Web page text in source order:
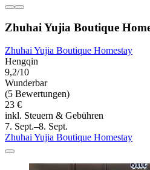
Zhuhai Yujia Boutique
Zhuhai Yujia Boutique Homestay
Hengqin
9,2/10
Wunderbar
(5 Bewertungen)
23 €
inkl. Steuern & Gebühren
7. Sept.–8. Sept.
Zhuhai Yujia Boutique Homestay